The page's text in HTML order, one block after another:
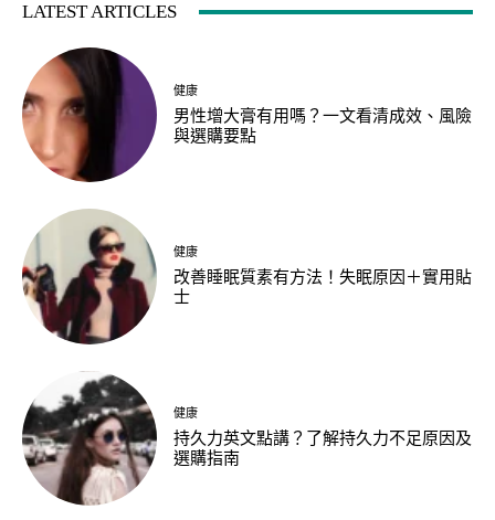
LATEST ARTICLES
健康
男性增大膏有用嗎？一文看清成效、風險
與選購要點
健康
改善睡眠質素有方法！失眠原因＋實用貼
士
健康
持久力英文點講？了解持久力不足原因及
選購指南